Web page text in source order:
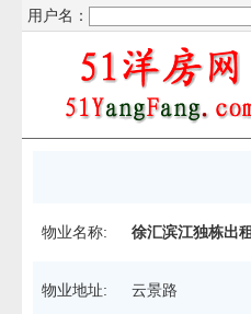
用户名：
物业名称: 徐汇滨江独栋出租
物业地址: 云景路